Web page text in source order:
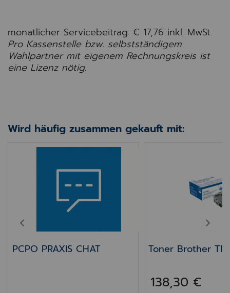
monatlicher Servicebeitrag: € 17,76 inkl. MwSt.
Pro Kassenstelle bzw. selbstständigem
Wahlpartner mit eigenem Rechnungskreis ist
eine Lizenz nötig.
Wird häufig zusammen gekauft mit:
PCPO PRAXIS CHAT Toner Brother
138,30 €
NEXT